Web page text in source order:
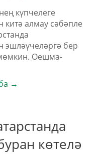
күпчелеге
китә алмау сәбәпле
эшләүчеләргә бер
Оешма-
→
көтелә